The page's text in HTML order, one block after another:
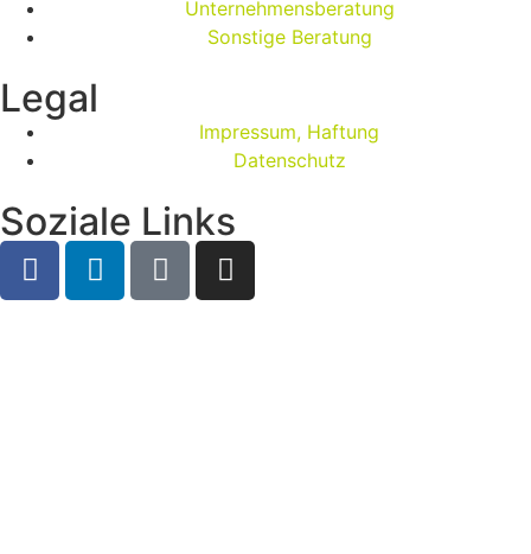
Unternehmensberatung
Sonstige Beratung
Legal
Impressum, Haftung
Datenschutz
Soziale Links